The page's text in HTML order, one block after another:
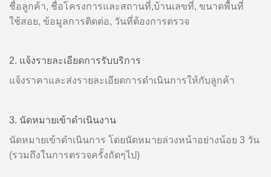
ชื่อลูกค้า, ชื่อโครงการและสถานที่,บ้านเลขที่, ขนาดพื้นที่
ใช้สอย, ข้อมูลการติดต่อ, วันที่ต้องการตรวจ
2. แจ้งรายละเอียดการรับบริการ
แจ้งราคาและส่งรายละเอียดการดำเนินการให้กับลูกค้า
3. นัดหมายเข้าดำเนินงาน
นัดหมายเข้าดำเนินการ โดยนัดหมายล่วงหน้าอย่างน้อย 3 วัน
(รวมถึงในการตรวจครั้งถัดๆไป)